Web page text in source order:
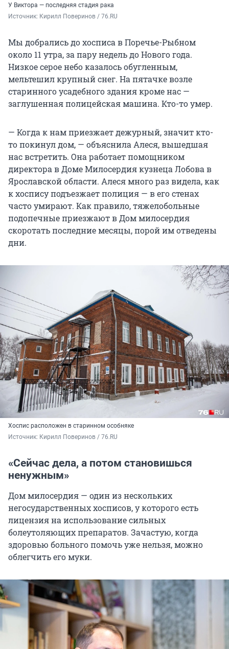
У Виктора — последняя стадия рака
Источник: Кирилл Поверинов / 76.RU
Мы добрались до хосписа в Поречье-Рыбном
около 11 утра, за пару недель до Нового года.
Низкое серое небо казалось обугленным,
мельтешил крупный снег. На пятачке возле
старинного усадебного здания кроме нас —
заглушенная полицейская машина. Кто-то умер.
— Когда к нам приезжает дежурный, значит кто-
то покинул дом, — объяснила Алеся, вышедшая
нас встретить. Она работает помощником
директора в Доме Милосердия кузнеца Лобова в
Ярославской области. Алеся много раз видела, как
к хоспису подъезжает полиция — в его стенах
часто умирают. Как правило, тяжелобольные
подопечные приезжают в Дом милосердия
скоротать последние месяцы, порой им отведены
дни.
Хоспис расположен в старинном особняке
Источник: Кирилл Поверинов / 76.RU
«Сейчас дела, а потом становишься
ненужным»
Дом милосердия — один из нескольких
негосударственных хосписов, у которого есть
лицензия на использование сильных
болеутоляющих препаратов. Зачастую, когда
здоровью больного помочь уже нельзя, можно
облегчить его муки.